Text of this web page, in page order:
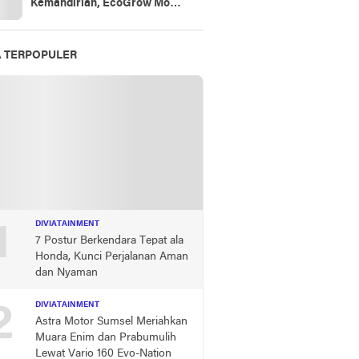
Kemandirian, EcoGrow Mom
Karangan
TERPOPULER
DIVIATAINMENT
7 Postur Berkendara Tepat ala
Honda, Kunci Perjalanan Aman
dan Nyaman
DIVIATAINMENT
Astra Motor Sumsel Meriahkan
Muara Enim dan Prabumulih
Lewat Vario 160 Evo-Nation